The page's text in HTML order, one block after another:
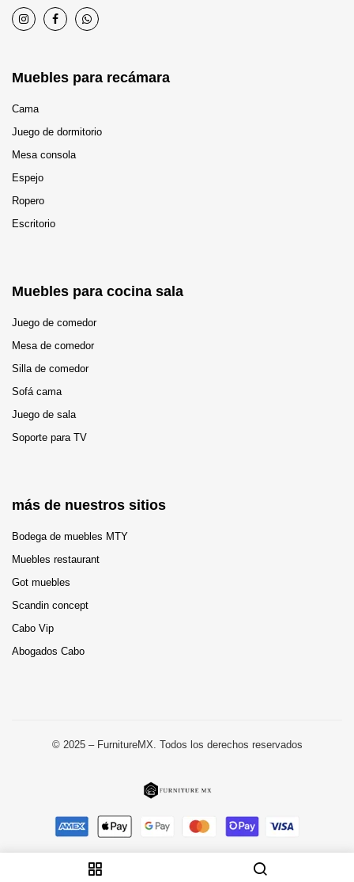
Muebles para recámara
Cama
Juego de dormitorio
Mesa consola
Espejo
Ropero
Escritorio
Muebles para cocina sala
Juego de comedor
Mesa de comedor
Silla de comedor
Sofá cama
Juego de sala
Soporte para TV
más de nuestros sitios
Bodega de muebles MTY
Muebles restaurant
Got muebles
Scandin concept
Cabo Vip
Abogados Cabo
© 2025 – FurnitureMX. Todos los derechos reservados